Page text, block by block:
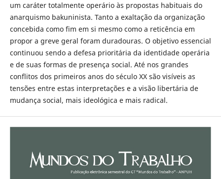
um caráter totalmente operário às propostas habituais do
anarquismo bakuninista. Tanto a exaltação da organização
concebida como fim em si mesmo como a reticência em
propor a greve geral foram duradouras. O objetivo essencial
continuou sendo a defesa prioritária da identidade operária
e de suas formas de presença social. Até nos grandes
conflitos dos primeiros anos do século XX são visíveis as
tensões entre estas interpretações e a visão libertária de
mudança social, mais ideológica e mais radical.